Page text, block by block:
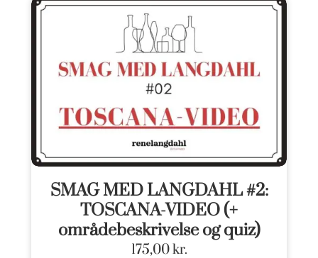
SMAG MED LANGDAHL #2:
TOSCANA-VIDEO (+
områdebeskrivelse og quiz)
175,00kr.